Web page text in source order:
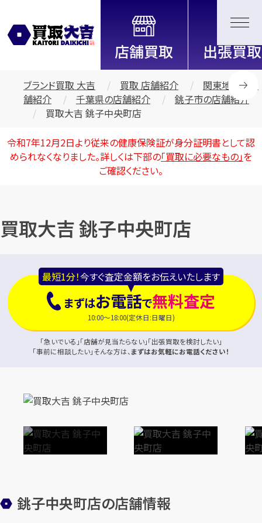
全国2200店舗以上展開中！
信頼と実績の買取専門店「買取大
吉」
ブランド買取 大吉 買取 店舗紹介
関東地区の店
舗紹介
千葉県の店舗紹介
銚子市の店舗紹介
買取大吉 銚子中央町店
令和7年12月2日より従来の健康保険証が身分証明書として認
められなくなりました。詳しくは下部の「買取に必要なもの」を
ご確認ください。
買取大吉 銚子中央町店
最短1分！今すぐ査定金額をお伝えいたします
まずはお電話で無料査定
10:00～18:00(定休日:日曜日)
「急いでいる」「店舗が見当たらない」「出張買取を検討したい」
「事前に相談したい」そんな方は、まずはお気軽にお電話ください！
銚子中央町店の店舗情報